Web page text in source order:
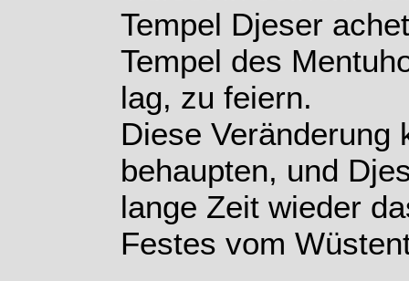
Tempel Djeser
Tempel des
lag, zu feiern.
Diese Veränderung
behaupten, und
lange Zeit wieder
Festes vom